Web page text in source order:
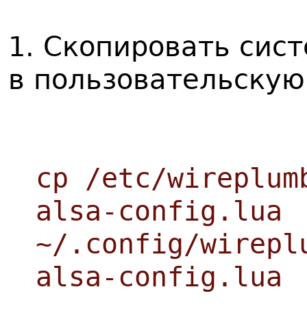
1. Скопировать
в
cp /etc/
alsa-config.lua
~/.config/
alsa-config.lua